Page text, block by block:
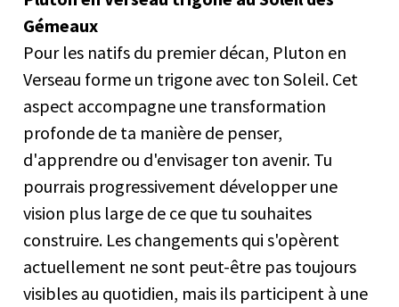
Gémeaux
Pour les natifs du premier décan, Pluton en
Verseau forme un trigone avec ton Soleil. Cet
aspect accompagne une transformation
profonde de ta manière de penser,
d'apprendre ou d'envisager ton avenir. Tu
pourrais progressivement développer une
vision plus large de ce que tu souhaites
construire. Les changements qui s'opèrent
actuellement ne sont peut-être pas toujours
visibles au quotidien, mais ils participent à une